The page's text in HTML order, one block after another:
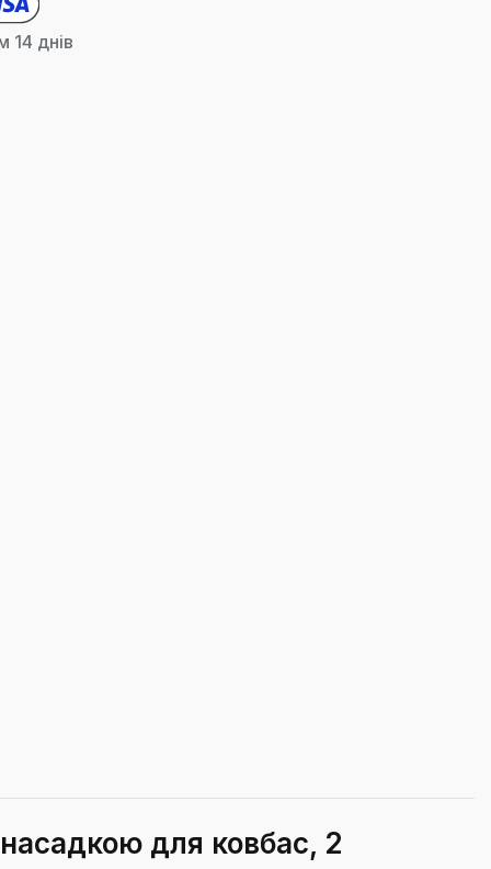
14 днів
для ковбас, 2